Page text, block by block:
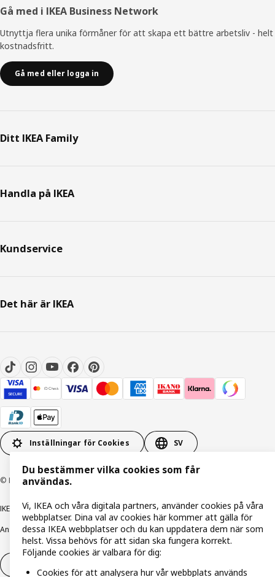
Gå med i IKEA Business Network
Utnyttja flera unika förmåner för att skapa ett bättre arbetsliv - helt
kostnadsfritt.
Gå med eller logga in
Ditt IKEA Family
Handla på IKEA
Kundservice
Det här är IKEA
Inställningar för Cookies SV
© Inter IKEA Systems B.V. 1999-2026
IKEA Family integritetspolicyIntegritetspolicyCookiepolicy
Ansvarsfullt avslöjandepolicyE-postKöp- & leveransvillkorBolagsinformation
Du bestämmer vilka cookies som får
användas.
Vi, IKEA och våra digitala partners, använder cookies på våra
webbplatser. Dina val av cookies här kommer att gälla för
dessa IKEA webbplatser och du kan uppdatera dem när som
helst. Vissa behövs för att sidan ska fungera korrekt.
Följande cookies är valbara för dig:
Cookies för att analysera hur vår webbplats används